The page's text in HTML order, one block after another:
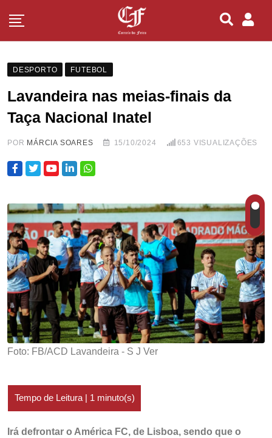
DESPORTO FUTEBOL
Lavandeira nas meias-finais da
Taça Nacional Inatel
POR MÁRCIA SOARES 15/10/2024 653 VISUALIZAÇÕES
Foto: FB/ACD Lavandeira - S J Ver
Irá defrontar o América FC, de Lisboa, sendo que o